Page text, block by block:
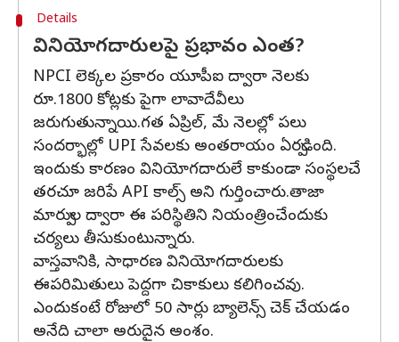
Details
వినియోగదారులపై ప్రభావం ఎంత?
NPCI లెక్కల ప్రకారం యూపీఐ ద్వారా నెలకు
రూ.1800 కోట్లకు పైగా లావాదేవీలు
జరుగుతున్నాయి.గత ఏప్రిల్, మే నెలల్లో పలు
సందర్భాల్లో UPI సేవలకు అంతరాయం ఏర్పడింది.
ఇందుకు కారణం వినియోగదారులే కాకుండా సంస్థలచే
తరచూ జరిపే API కాల్స్ అని గుర్తించారు.తాజా
మార్పుల ద్వారా ఈ పరిస్థితిని నియంత్రించేందుకు
చర్యలు తీసుకుంటున్నారు.
వాస్తవానికి, సాధారణ వినియోగదారులకు
ఈపరిమితులు పెద్దగా చికాకులు కలిగించవు.
ఎందుకంటే రోజులో 50 సార్లు బ్యాలెన్స్ చెక్ చేయడం
అనేది చాలా అరుదైన అంశం.